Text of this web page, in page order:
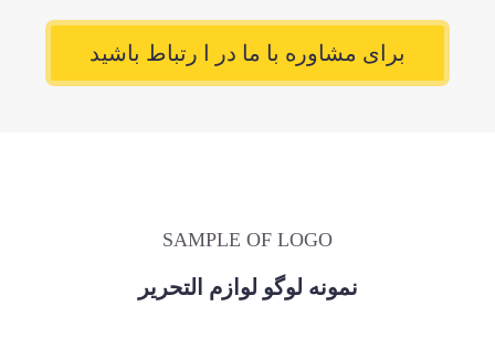
برای مشاوره با ما در ا رتباط باشید
SAMPLE OF LOGO
نمونه لوگو لوازم التحریر